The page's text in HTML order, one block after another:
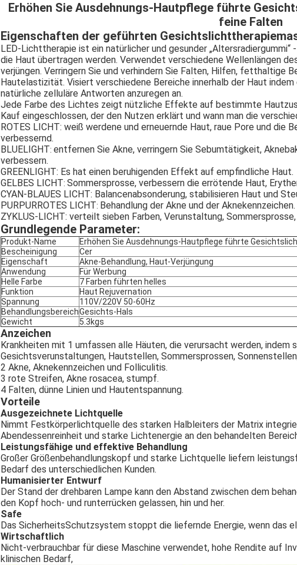
Erhöhen Sie Ausdehnungs-Hautpflege führte
feine Falten
Eigenschaften der geführten
LED-Lichttherapie ist ein natürlicher und gesunder
die Haut übertragen werden. Verwendet verschiedene Wellenlängen
verjüngen. Verringern Sie und verhindern Sie Falten, Hilfen, fetthaltige
Hautelastizität. Visiert verschiedene Bereiche innerhalb der Haut indem
natürliche zelluläre Antworten anzuregen an.
Jede Farbe des Lichtes zeigt nützliche Effekte auf bestimmte
Kauf eingeschlossen, der den Nutzen erklärt und wann man die
ROTES LICHT: weiß werdene und erneuernde Haut, raue Pore und die
verbessernd.
BLUELIGHT: entfernen Sie Akne, verringern Sie Sebumtätigkeit,
verbessern.
GREENLIGHT: Es hat einen beruhigenden Effekt auf empfindliche Haut.
GELBES LICHT: Sommersprosse, verbessern die errötende Haut,
CYAN-BLAUES LICHT: Balancenabsonderung, stabilisieren Haut und
PURPURROTES LICHT: Behandlung der Akne und der Aknekennzeichen.
ZYKLUS-LICHT: verteilt sieben Farben, Verunstaltung,
Grundlegende Parameter:
Produkt-Name
Erhöhen Sie Ausdehnungs-Hautpflege führte
Bescheinigung
Cer
Eigenschaft
Akne-Behandlung, Haut-Verjüngung
Anwendung
Für Werbung
Helle Farbe
7 Farben führten helles
Funktion
Haut Rejuvernation
Spannung
110V/220V 50-60Hz
BehandlungsbereichGesichts-Hals
Gewicht
5.3kgs
Anzeichen
Krankheiten mit 1 umfassen alle Häuten, die verursacht werden, indem
Gesichtsverunstaltungen, Hautstellen, Sommersprossen,
2 Akne, Aknekennzeichen und Folliculitis.
3 rote Streifen, Akne rosacea, stumpf.
4 Falten, dünne Linien und Hautentspannung.
Vorteile
Ausgezeichnete Lichtquelle
Nimmt Festkörperlichtquelle des starken Halbleiters der Matrix
Abendessenreinheit und starke Lichtenergie an den behandelten
Leistungsfähige und effektive Behandlung
Großer Größenbehandlungskopf und starke Lichtquelle liefern
Bedarf des unterschiedlichen Kunden.
Humanisierter Entwurf
Der Stand der drehbaren Lampe kann den Abstand zwischen dem
den Kopf hoch- und runterrücken gelassen, hin und her.
Safe
Das SicherheitsSchutzsystem stoppt die liefernde Energie, wenn das
Wirtschaftlich
Nicht-verbrauchbar für diese Maschine verwendet, hohe Rendite auf
klinischen Bedarf,